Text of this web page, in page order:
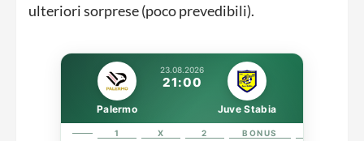
ulteriori sorprese (poco prevedibili).
23.08.2026
21:00
Palermo Juve Stabia
1 X 2 BONUS